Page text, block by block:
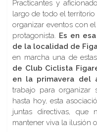
Practicantes y
largo de todo el
organizar eventos con
protagonista. Es en
de la localidad de
en marcha una de
de Club Ciclista
en la primavera del
trabajo para organizar
hasta hoy, esta
juntas directivas,
mantener viva la ilusión